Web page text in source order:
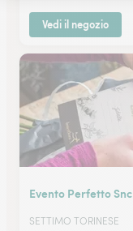
Vedi il negozio
Evento Perfetto Snc
SETTIMO TORINESE